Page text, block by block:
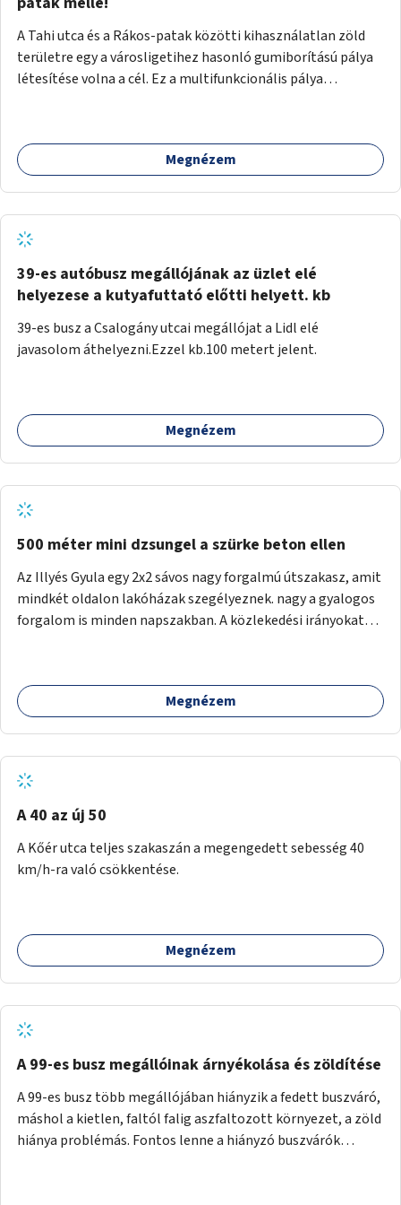
A Tahi utca és a Rákos-patak közötti kihasználatlan zöld
területre egy a városligetihez hasonló gumiborítású pálya
létesítése volna a cél. Ez a multifunkcionális pálya
Megnézem
39-es autóbusz megállójának az üzlet elé
helyezese a kutyafuttató előtti helyett. kb
39-es busz a Csalogány utcai megállójat a Lidl elé
javasolom áthelyezni.Ezzel kb.100 metert jelent.
Megnézem
500 méter mini dzsungel a szürke beton ellen
Az Illyés Gyula egy 2x2 sávos nagy forgalmú útszakasz, amit
mindkét oldalon lakóházak szegélyeznek. nagy a gyalogos
forgalom is minden napszakban. A közlekedési irányokat
szintű növényzettel, öntözőrendszerrel, esetleg
valamilyen vizes attrakcióval ami végfut mind az 500m-en.
Megnézem
A 40 az új 50
A Kőér utca teljes szakaszán a megengedett sebesség 40
km/h-ra való csökkentése.
Megnézem
A 99-es busz megállóinak árnyékolása és zöldítése
A 99-es busz több megállójában hiányzik a fedett buszváró,
máshol a kietlen, faltól falig aszfaltozott környezet, a zöld
hiánya problémás. Fontos lenne a hiányzó buszvárók